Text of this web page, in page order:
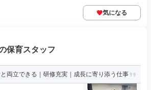
気になる
保育スタッフ
両立できる｜研修充実｜成長に寄り添う仕事